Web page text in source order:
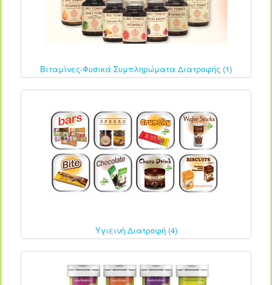
Βιταμίνες-Φυσικά Συμπληρώματα Διατροφής (1)
Υγιεινή Διατροφή (4)